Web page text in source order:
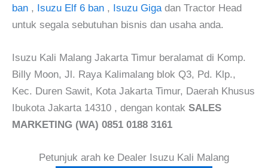
ban , Isuzu Elf 6 ban , Isuzu Gigadan Tractor Head
untuk segala sebutuhan bisnis dan usaha anda.
Isuzu Kali Malang Jakarta Timur beralamat di Komp.
Billy Moon, Jl. Raya Kalimalang blok Q3, Pd. Klp.,
Kec. Duren Sawit, Kota Jakarta Timur, Daerah Khusus
Ibukota Jakarta 14310 , dengan kontak SALES
MARKETING (WA) 0851 0188 3161
Petunjuk arah ke Dealer Isuzu Kali Malang